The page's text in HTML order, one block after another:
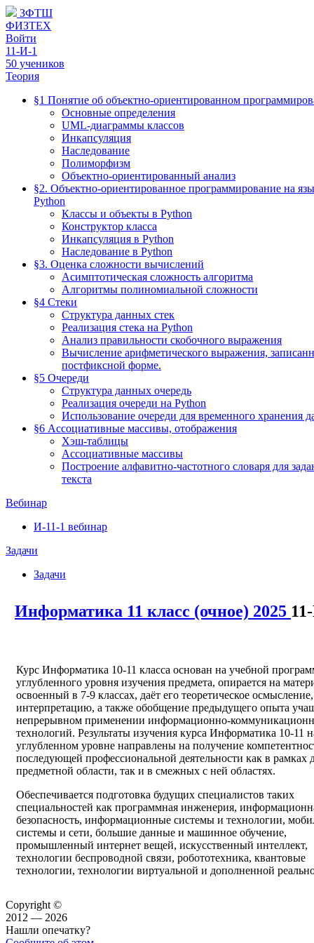
ЗФТШ
ФИЗТЕХ
Войти
11-И-1
50 учеников
Теория
§1 Понятие об объектно-ориентированном
Основные определения
UML-диаграммы классов
Инкапсуляция
Наследование
Полиморфизм
Объектно-ориентированный анализ
§2. Объектно-ориентированное программирование на
Python
Классы и объекты в Python
Конструктор класса
Инкапсуляция в Python
Наследование в Python
§3. Оценка сложности вычислений
Асимптотическая сложность алгоритма
Алгоритмы полиномиальной сложности
§4 Стеки
Структура данных стек
Реализация стека на Python
Анализ правильности скобочного выражения
Вычисление арифметического выражения,
постфиксной форме.
§5 Очереди
Структура данных очередь
Реализация очереди на Python
Использование очереди для временного хранения
§6 Ассоциативные массивы, отображения
Хэш-таблицы
Ассоциативные массивы
Построение алфавитно-частотного словаря для
текста
Вебинар
И-11-1 вебинар
Задачи
Задачи
Информатика 11 класс (очное) 2025
Курс Информатика 10-11 класса основан на учебной
углубленного уровня изучения предмета, опирается на
освоенный в 7-9 классах, даёт его теоретическое осмысление,
интерпретацию, а также обобщение предыдущего опыта
непрерывном применении информационно-
технологий. Результаты изучения курса Информатика 10-11
углубленном уровне направлены на получение
последующей профессиональной деятельности как в рамках
предметной области, так и в смежных с ней областях.
Обеспечивается подготовка будущих специалистов таких
специальностей как программная инженерия,
безопасность, информационные системы и технологии,
системы и сети, большие данные и машинное обучение,
промышленный интернет вещей, искусственный интеллект,
технологии беспроводной связи, робототехника, квантовые
технологии, технологии виртуальной и дополненной
Copyright ©
2012 — 2026
Нашли опечатку?